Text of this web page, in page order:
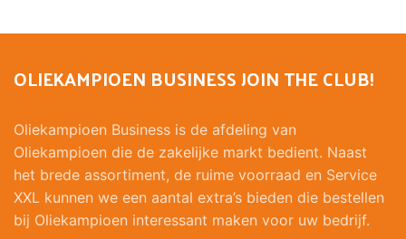
OLIEKAMPIOEN BUSINESS JOIN THE CLUB!
Oliekampioen Business is de afdeling van
Oliekampioen die de zakelijke markt bedient. Naast
het brede assortiment, de ruime voorraad en Service
XXL kunnen we een aantal extra’s bieden die bestellen
bij Oliekampioen interessant maken voor uw bedrijf.